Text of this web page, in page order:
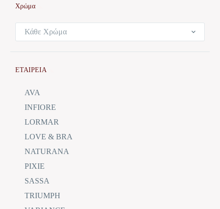
Χρώμα
Κάθε Χρώμα
ΕΤΑΙΡΕΙΑ
AVA
INFIORE
LORMAR
LOVE & BRA
NATURANA
PIXIE
SASSA
TRIUMPH